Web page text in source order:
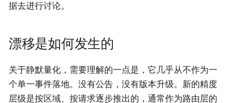
据去进行讨论。
漂移是如何发生的
关于静默量化，需要理解的一点是，它几乎从不作为一
个单一事件落地。没有公告，没有版本升级。新的精度
层级是按区域、按请求逐步推出的，通常作为路由层的